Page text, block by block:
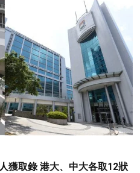
獲取錄 港大、中大各取12狀